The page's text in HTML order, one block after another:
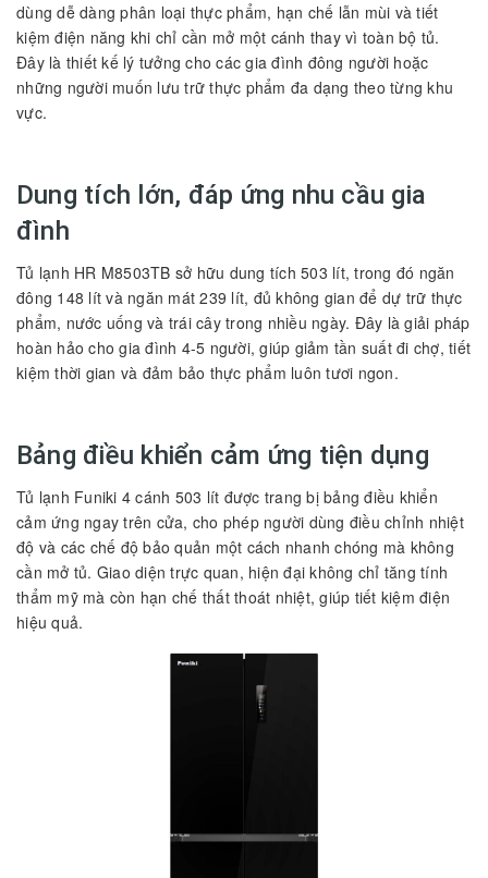
dùng dễ dàng phân loại thực phẩm, hạn chế lẫn mùi và tiết
kiệm điện năng khi chỉ cần mở một cánh thay vì toàn bộ tủ.
Đây là thiết kế lý tưởng cho các gia đình đông người hoặc
những người muốn lưu trữ thực phẩm đa dạng theo từng khu
vực.
Dung tích lớn, đáp ứng nhu cầu gia
đình
Tủ lạnh HR M8503TB sở hữu dung tích 503 lít, trong đó ngăn
đông 148 lít và ngăn mát 239 lít, đủ không gian để dự trữ thực
phẩm, nước uống và trái cây trong nhiều ngày. Đây là giải pháp
hoàn hảo cho gia đình 4-5 người, giúp giảm tần suất đi chợ, tiết
kiệm thời gian và đảm bảo thực phẩm luôn tươi ngon.
Bảng điều khiển cảm ứng tiện dụng
Tủ lạnh Funiki 4 cánh 503 lít được trang bị bảng điều khiển
cảm ứng ngay trên cửa, cho phép người dùng điều chỉnh nhiệt
độ và các chế độ bảo quản một cách nhanh chóng mà không
cần mở tủ. Giao diện trực quan, hiện đại không chỉ tăng tính
thẩm mỹ mà còn hạn chế thất thoát nhiệt, giúp tiết kiệm điện
hiệu quả.